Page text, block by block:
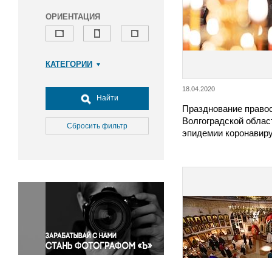
ОРИЕНТАЦИЯ
КАТЕГОРИИ
Досуг, туризм и отдых
Культура
Медицина
Окружающая среда
Политика
Правосудие
Происшествия и конфликты
Религия
Найти
Сбросить фильтр
18.04.2020
Празднование
Волгоградской
эпидемии